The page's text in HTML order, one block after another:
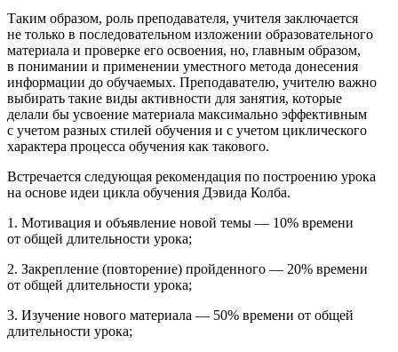
Таким образом, роль преподавателя, учителя заключается
не только в последовательном изложении образовательного
материала и проверке его освоения, но, главным образом,
в понимании и применении уместного метода донесения
информации до обучаемых. Преподавателю, учителю важно
выбирать такие виды активности для занятия, которые
делали бы усвоение материала максимально эффективным
с учетом разных стилей обучения и с учетом циклического
характера процесса обучения как такового.
Встречается следующая рекомендация по построению урока
на основе идеи цикла обучения Дэвида Колба.
1. Мотивация и объявление новой темы — 10% времени
от общей длительности урока;
2. Закрепление (повторение) пройденного — 20% времени
от общей длительности урока;
3. Изучение нового материала — 50% времени от общей
длительности урока;